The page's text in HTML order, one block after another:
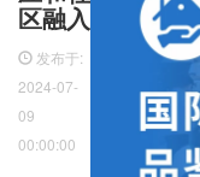
区融入
发布于:
2024-07-
09
00:00:00